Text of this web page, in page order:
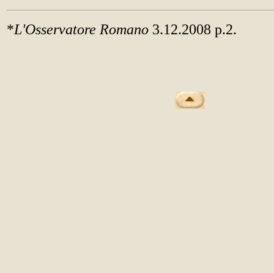
*L'Osservatore Romano 3.12.2008 p.2.